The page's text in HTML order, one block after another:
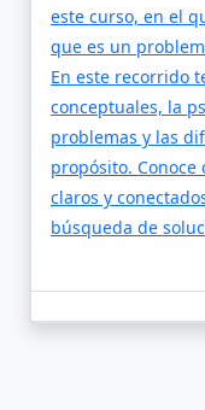
este curso, en el
que es un
En este recorrido
conceptuales, la
problemas y las
propósito.
claros y
búsqueda de